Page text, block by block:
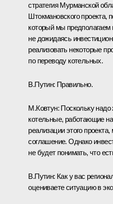
стратегия Мурманской
Штокмановского проекта,
который мы
не дожидаясь
реализовать некоторые
по переводу котельных.
В.Путин: Правильно.
М.Ковтун: Поскольку
котельные, работающие
реализации этого
соглашение. Однако
не будет понимать, что
В.Путин: Как у вас
оцениваете ситуацию в